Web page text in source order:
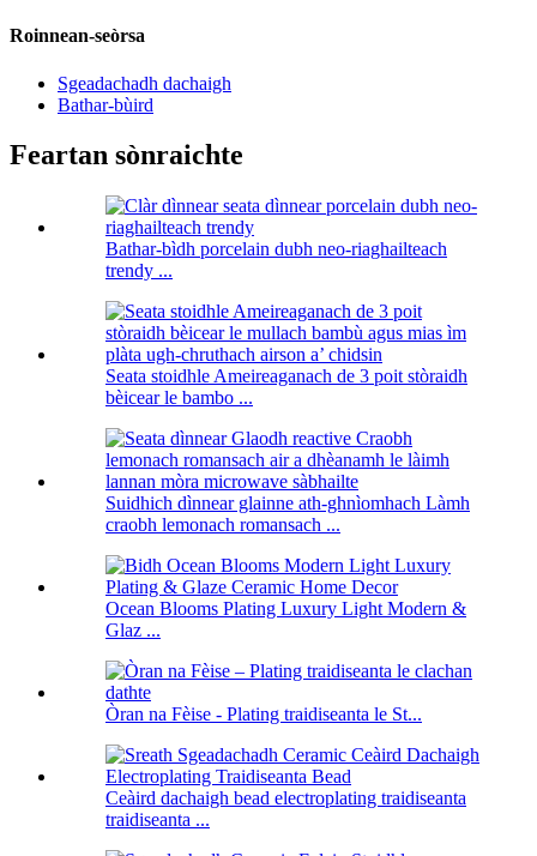
Roinnean-seòrsa
Sgeadachadh dachaigh
Bathar-bùird
Feartan sònraichte
Bathar-bìdh porcelain dubh neo-riaghailteach
trendy ...
Seata stoidhle Ameireaganach de 3 poit stòraidh
bèicear le bambo ...
Suidhich dìnnear glainne ath-ghnìomhach Làmh
craobh lemonach romansach ...
Ocean Blooms Plating Luxury Light Modern &
Glaz ...
Òran na Fèise - Plating traidiseanta le St...
Ceàird dachaigh bead electroplating traidiseanta
traidiseanta ...